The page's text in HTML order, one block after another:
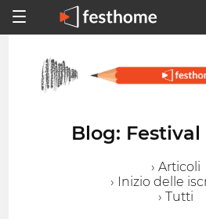
Blog:
› Articoli
› Inizio delle
› Tutti